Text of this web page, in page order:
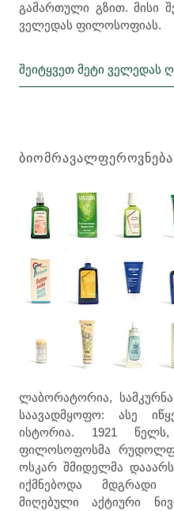
გამართული გზით. მისი
ველედას ფილოსოფიას.
შეიტყვეთ მეტი ველედას
ლაბორატორია,
საავადმყოფო: ასე
ისტორია. 1921 წელს,
ფილოსოფოსმა რუდოლფ
ოსკარ შმიდელმა
იქმნებოდა მდგრადი
მიღებული აქტიური